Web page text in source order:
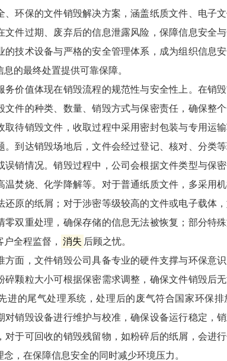
、环保的文件销毁解决方案，涵盖纸质文件、电子
文件过期、废弃后的信息泄露风险，保障信息安全
的技术设备与严格的安全管理体系，成为组织信息
的最终处置提供可靠保障。​
务价值体现在销毁流程的规范性与安全性上。在销
文件的种类、数量、销毁方式与保密责任，确保整
取待销毁文件，收取过程中采用密封包装与专用运
。到达销毁场地后，文件会经过登记、核对、分类
误销情况。销毁过程中，公司会根据文件类型与保
温焚烧、化学降解等。对于普通纸质文件，多采用
还原的纸屑；对于涉密等级较高的文件或电子载体
零双重处理，确保存储的信息无法被恢复；部分特
全程监督， 消失 后顾之忧。​
方面，文件销毁公司具备专业的硬件支撑与环保意
碎颗粒大小可根据保密需求调整，确保文件销毁后
进的尾气处理系统，处理后的废气符合国家环保
对销毁设备进行维护与校准，确保设备运行稳定，
对于可回收的销毁残留物，如粉碎后的纸屑，会进
，在保障信息安全的同时减少环境压力。​